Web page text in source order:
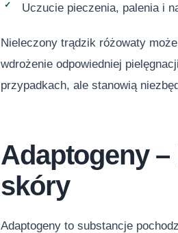
Uczucie pieczenia, palenia i
Nieleczony trądzik różowaty
wdrożenie odpowiedniej
przypadkach, ale stanowią
Adaptogeny
skóry
Adaptogeny to substancje